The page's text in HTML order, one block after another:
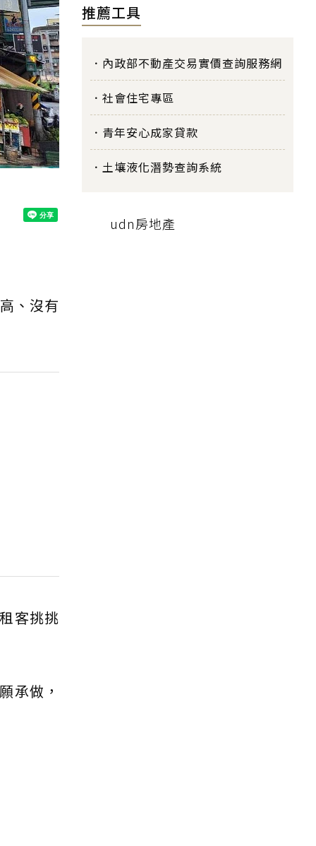
、沒有
客挑挑
承做，
推薦工具
內政部不動產交易實價查詢服務網
社會住宅專區
青年安心成家貸款
土壤液化潛勢查詢系統
udn房地產